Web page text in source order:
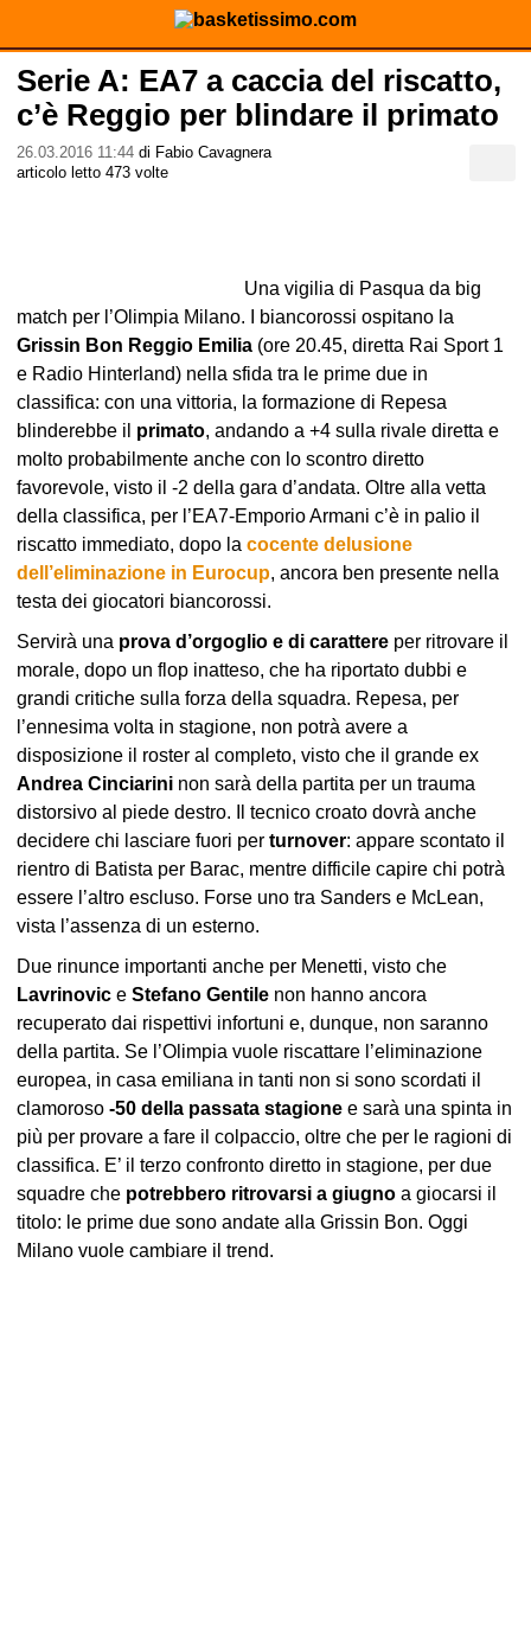
Serie A: EA7 a caccia del riscatto,
c’è Reggio per blindare il primato
26.03.2016 11:44 di Fabio Cavagnera
articolo letto 473 volte
Una vigilia di Pasqua da big
match per l’Olimpia Milano. I biancorossi ospitano la
Grissin Bon Reggio Emilia (ore 20.45, diretta Rai Sport 1
e Radio Hinterland) nella sfida tra le prime due in
classifica: con una vittoria, la formazione di Repesa
blinderebbe il primato, andando a +4 sulla rivale diretta e
molto probabilmente anche con lo scontro diretto
favorevole, visto il -2 della gara d’andata. Oltre alla vetta
della classifica, per l’EA7-Emporio Armani c’è in palio il
riscatto immediato, dopo la cocente delusione
dell’eliminazione in Eurocup, ancora ben presente nella
testa dei giocatori biancorossi.
Servirà una prova d’orgoglio e di carattere per ritrovare il
morale, dopo un flop inatteso, che ha riportato dubbi e
grandi critiche sulla forza della squadra. Repesa, per
l’ennesima volta in stagione, non potrà avere a
disposizione il roster al completo, visto che il grande ex
Andrea Cinciarini non sarà della partita per un trauma
distorsivo al piede destro. Il tecnico croato dovrà anche
decidere chi lasciare fuori per turnover: appare scontato il
rientro di Batista per Barac, mentre difficile capire chi potrà
essere l’altro escluso. Forse uno tra Sanders e McLean,
vista l’assenza di un esterno.
Due rinunce importanti anche per Menetti, visto che
Lavrinovic e Stefano Gentile non hanno ancora
recuperato dai rispettivi infortuni e, dunque, non saranno
della partita. Se l’Olimpia vuole riscattare l’eliminazione
europea, in casa emiliana in tanti non si sono scordati il
clamoroso -50 della passata stagione e sarà una spinta in
più per provare a fare il colpaccio, oltre che per le ragioni di
classifica. E’ il terzo confronto diretto in stagione, per due
squadre che potrebbero ritrovarsi a giugno a giocarsi il
titolo: le prime due sono andate alla Grissin Bon. Oggi
Milano vuole cambiare il trend.